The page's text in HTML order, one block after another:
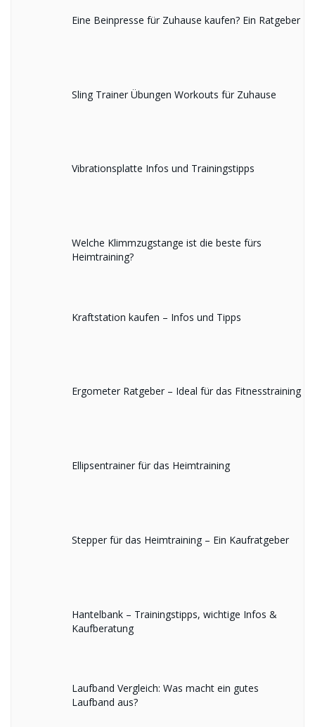
Eine Beinpresse für Zuhause kaufen? Ein Ratgeber
Sling Trainer Übungen Workouts für Zuhause
Vibrationsplatte Infos und Trainingstipps
Welche Klimmzugstange ist die beste fürs
Heimtraining?
Kraftstation kaufen – Infos und Tipps
Ergometer Ratgeber – Ideal für das Fitnesstraining
Ellipsentrainer für das Heimtraining
Stepper für das Heimtraining – Ein Kaufratgeber
Hantelbank – Trainingstipps, wichtige Infos &
Kaufberatung
Laufband Vergleich: Was macht ein gutes
Laufband aus?